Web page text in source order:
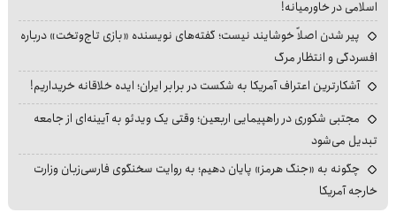
اسلامی در خاورمیانه!
پیر شدن اصلاً خوشایند نیست؛ گفته‌های نویسنده «بازی تاج‌وتخت» درباره
افسردگی و انتظار مرگ
آشکارترین اعتراف آمریکا به شکست در برابر ایران؛ ایده خلاقانه خریداریم!
مجتبی شکوری در راهپیمایی اربعین؛ وقتی یک ویدئو به آیینه‌ای از جامعه
تبدیل می‌شود
چگونه به «جنگ هرمز» پایان دهیم؛ به روایت سخنگوی فارسی‌زبان وزارت
خارجه آمریکا